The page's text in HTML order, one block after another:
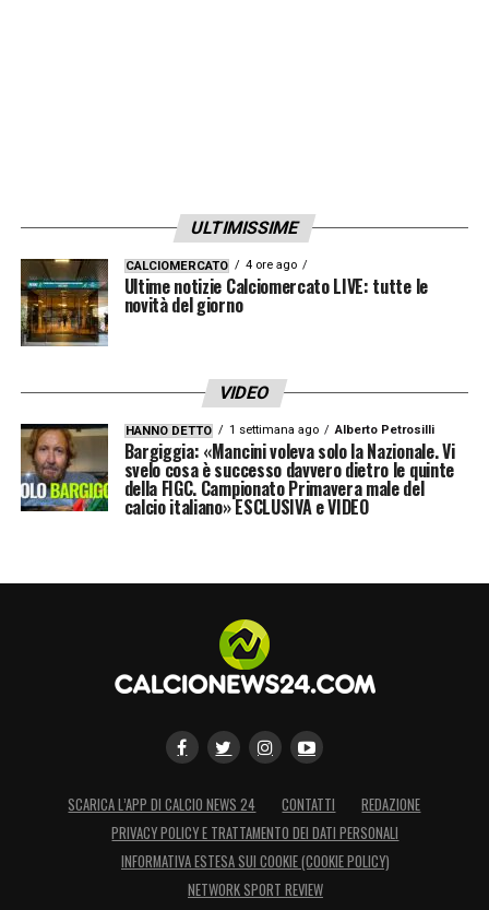
LA PLAYLIST DELLE NOSTRE TOP NEWS
ULTIMISSIME
CALCIOMERCATO 4 ore ago
Ultime notizie Calciomercato LIVE: tutte le
novità del giorno
VIDEO
HANNO DETTO 1 settimana ago Alberto Petrosilli
Bargiggia: «Mancini voleva solo la Nazionale. Vi
svelo cosa è successo davvero dietro le quinte
della FIGC. Campionato Primavera male del
calcio italiano» ESCLUSIVA e VIDEO
SCARICA L’APP DI CALCIO NEWS 24 CONTATTI
REDAZIONE
PRIVACY POLICY E TRATTAMENTO DEI DATI PERSONALI
INFORMATIVA ESTESA SUI COOKIE (COOKIE POLICY)
NETWORK SPORT REVIEW